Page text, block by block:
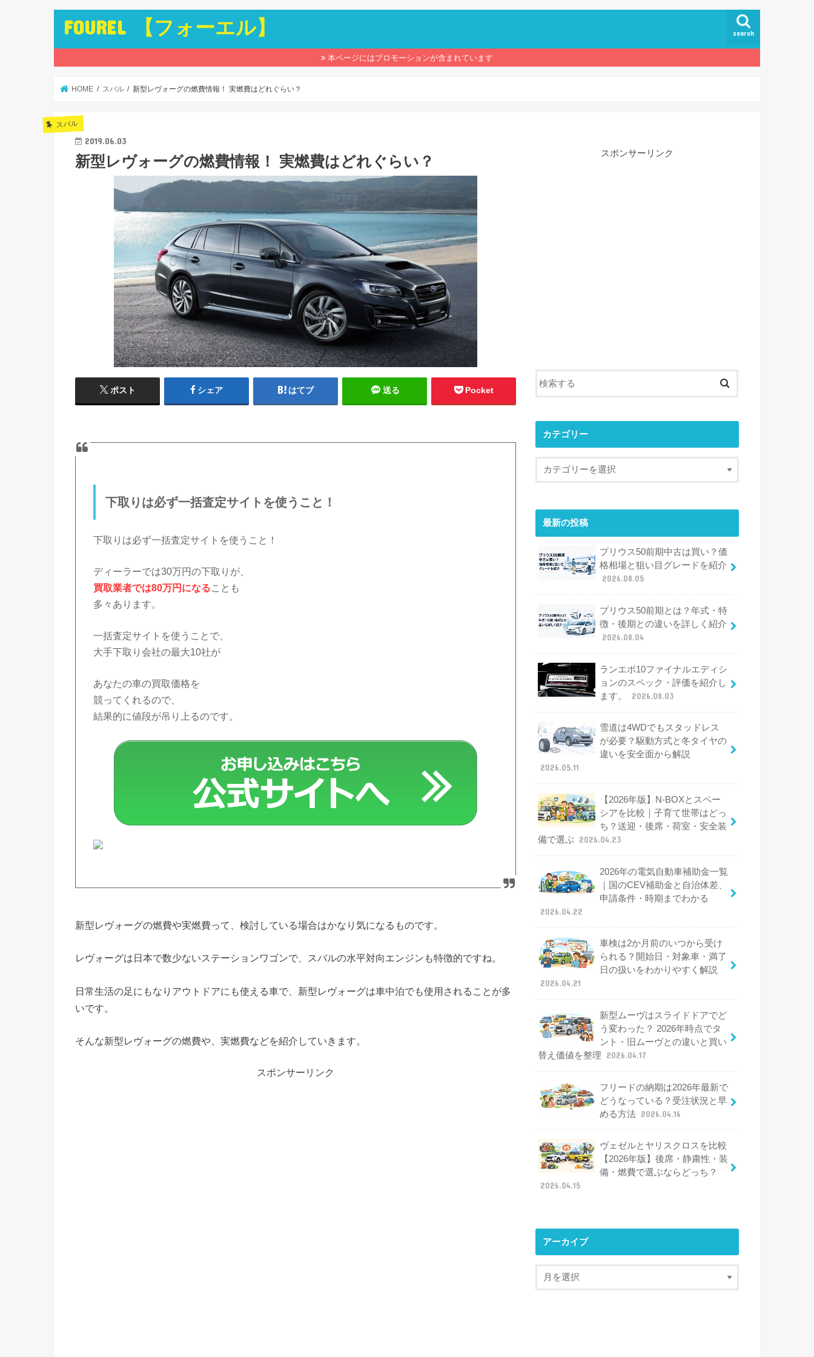
FOUREL 【フォーエル】 search
本ページにはプロモーションが含まれています
HOME スバル 新型レヴォーグの燃費情報！ 実燃費はどれぐらい？
スバル
2019.06.03
新型レヴォーグの燃費情報！ 実燃費はどれぐらい？
ポスト シェア はてブ 送る Pocket
下取りは必ず一括査定サイトを使うこと！
下取りは必ず一括査定サイトを使うこと！
ディーラーでは30万円の下取りが、
買取業者では80万円になることも
多々あります。
一括査定サイトを使うことで、
大手下取り会社の最大10社が
あなたの車の買取価格を
競ってくれるので、
結果的に値段が吊り上るのです。
新型レヴォーグの燃費や実燃費って、検討している場合はかなり気になるものです。
レヴォーグは日本で数少ないステーションワゴンで、スバルの水平対向エンジンも特徴的ですね。
日常生活の足にもなりアウトドアにも使える車で、新型レヴォーグは車中泊でも使用されることが多
いです。
そんな新型レヴォーグの燃費や、実燃費などを紹介していきます。
スポンサーリンク
スポンサーリンク
カテゴリー
最新の投稿
プリウス50前期中古は買い？価
格相場と狙い目グレードを紹介
2026.08.05
プリウス50前期とは？年式・特
徴・後期との違いを詳しく紹介
2026.08.04
ランエボ10ファイナルエディシ
ョンのスペック・評価を紹介し
ます。
2026.08.03
雪道は4WDでもスタッドレス
が必要？駆動方式と冬タイヤの
違いを安全面から解説
2026.05.11
【2026年版】N-BOXとスペー
シアを比較｜子育て世帯はどっ
ち？送迎・後席・荷室・安全装
備で選ぶ
2026.04.23
2026年の電気自動車補助金一覧
｜国のCEV補助金と自治体差、
申請条件・時期までわかる
2026.04.22
車検は2か月前のいつから受け
られる？開始日・対象車・満了
日の扱いをわかりやすく解説
2026.04.21
新型ムーヴはスライドドアでど
う変わった？ 2026年時点でタ
ント・旧ムーヴとの違いと買い
替え価値を整理
2026.04.17
フリードの納期は2026年最新で
どうなっている？受注状況と早
める方法 2026.04.16
ヴェゼルとヤリスクロスを比較
【2026年版】後席・静粛性・装
備・燃費で選ぶならどっち？
2026.04.15
アーカイブ